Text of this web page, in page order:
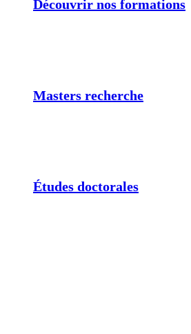
Découvrir nos formations
Masters recherche
Études doctorales